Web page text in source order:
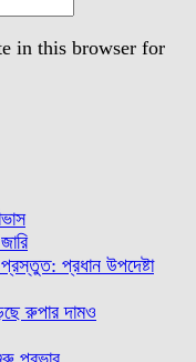
in this browser for
প্রস্তুত: প্রধান উপদেষ্টা
রুপার দামও